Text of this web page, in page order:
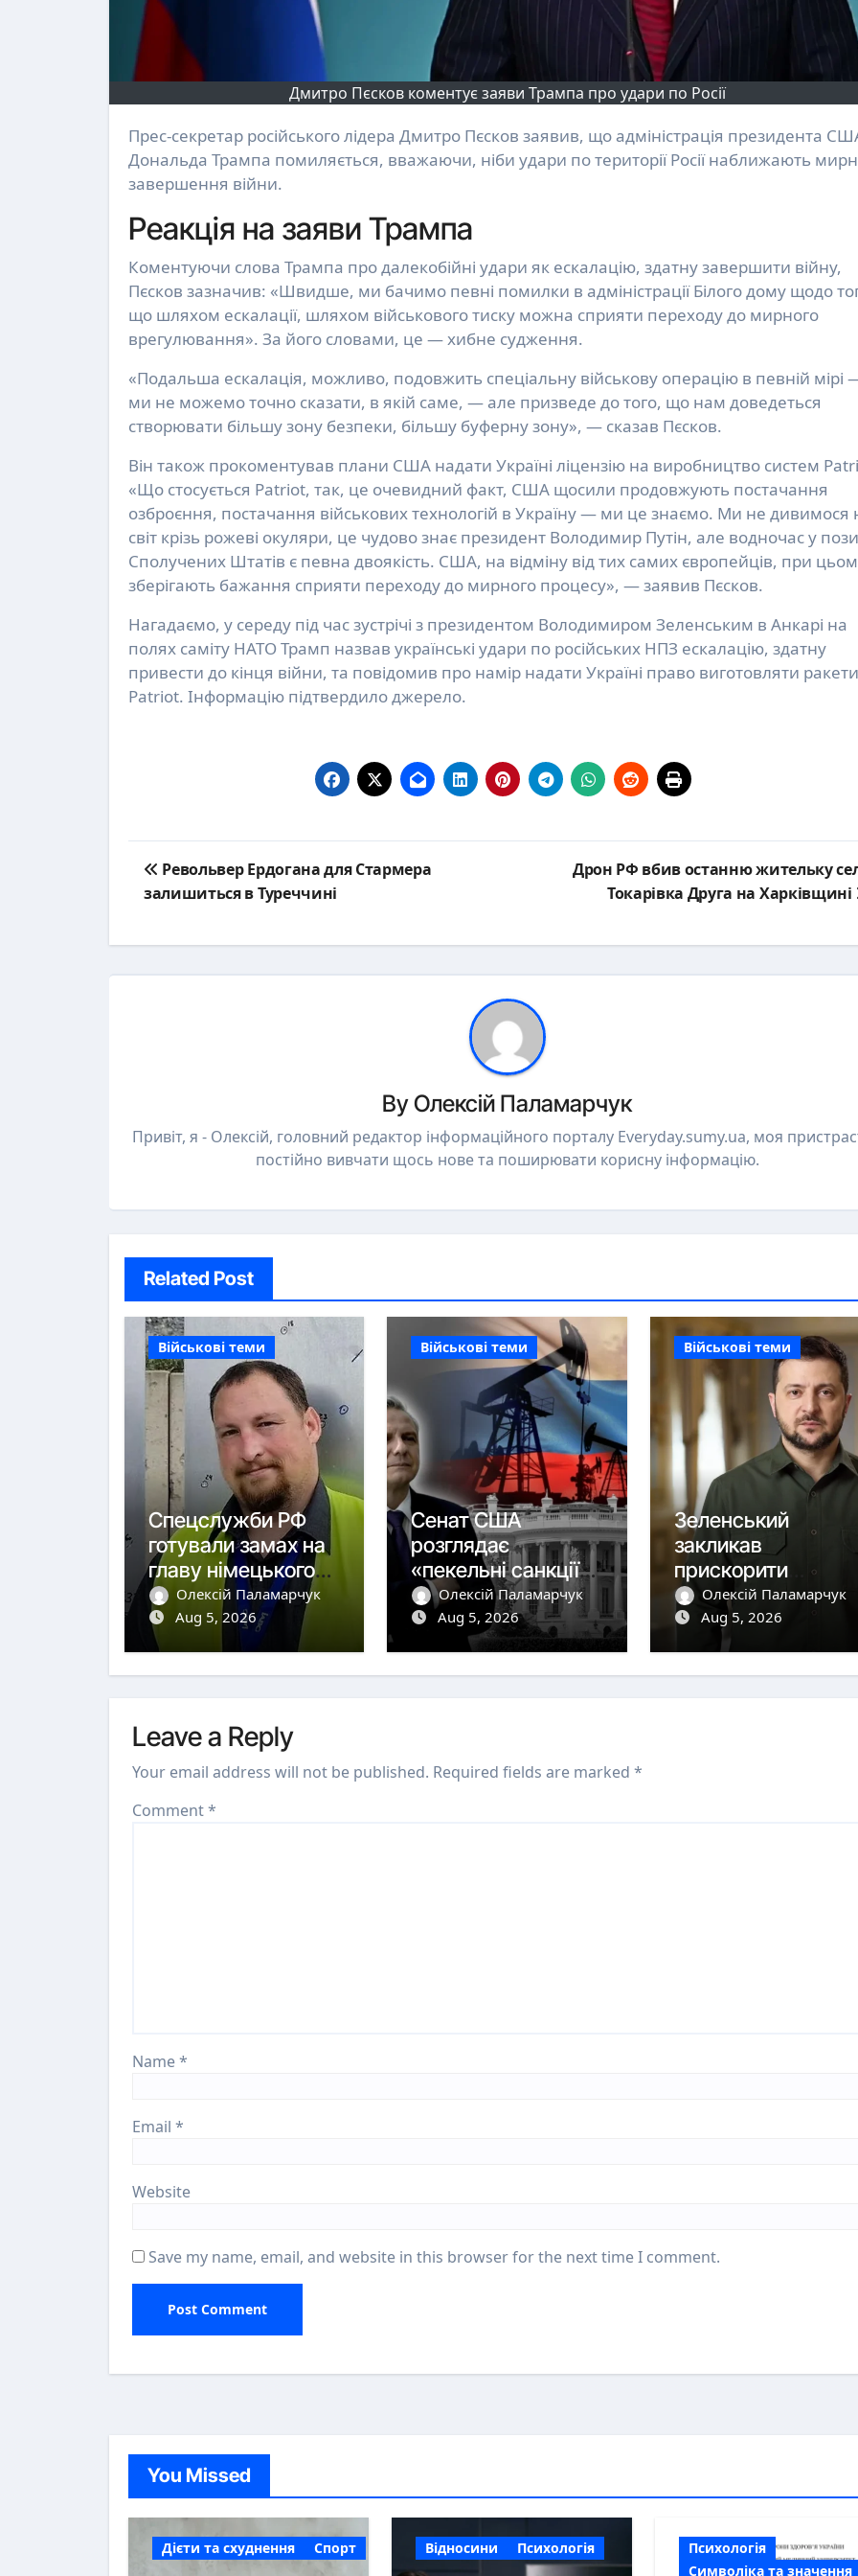
Дмитро Пєсков коментує заяви Трампа про удари по Росії
Прес-секретар російського лідера Дмитро Пєсков заявив, що адміністрація президента США
Дональда Трампа помиляється, вважаючи, ніби удари по території Росії наближають
завершення війни.
Реакція на заяви Трампа
Коментуючи слова Трампа про далекобійні удари як ескалацію, здатну завершити війну,
Пєсков зазначив: «Швидше, ми бачимо певні помилки в адміністрації Білого дому щодо
що шляхом ескалації, шляхом військового тиску можна сприяти переходу до мирного
врегулювання». За його словами, це — хибне судження.
«Подальша ескалація, можливо, подовжить спеціальну військову операцію в певній мірі
ми не можемо точно сказати, в якій саме, — але призведе до того, що нам доведеться
створювати більшу зону безпеки, більшу буферну зону», — сказав Пєсков.
Він також прокоментував плани США надати Україні ліцензію на виробництво систем
«Що стосується Patriot, так, це очевидний факт, США щосили продовжують постачання
озброєння, постачання військових технологій в Україну — ми це знаємо. Ми не дивимося
світ крізь рожеві окуляри, це чудово знає президент Володимир Путін, але водночас у
Сполучених Штатів є певна двоякість. США, на відміну від тих самих європейців, при
зберігають бажання сприяти переходу до мирного процесу», — заявив Пєсков.
Нагадаємо, у середу під час зустрічі з президентом Володимиром Зеленським в Анкарі на
полях саміту НАТО Трамп назвав українські удари по російських НПЗ ескалацію, здатну
привести до кінця війни, та повідомив про намір надати Україні право виготовляти ракети
Patriot. Інформацію підтвердило джерело.
Post
navigation
Револьвер Ердогана для Стармера
залишиться в Туреччині
Дрон РФ вбив останню жительку
Токарівка Друга на Харківщині
ByОлексій Паламарчук
Привіт, я - Олексій, головний редактор інформаційного порталу Everyday.sumy.ua, моя
постійно вивчати щось нове та поширювати корисну інформацію.
Related Post
Військові теми
Спецслужби РФ
готували замах на
главу німецького
виробника дронів
Олексій Паламарчук
Aug 5, 2026
Військові теми
Сенат США
розглядає
«пекельні санкції»
проти Росії
Олексій Паламарчук
Aug 5, 2026
Військові теми
Зеленський
закликав
прискорити
постачання
перехоплювачів
після удару РФ
Олексій Паламарчук
Aug 5, 2026
Leave a Reply
Your email address will not be published. Required fields are marked *
Comment*
Name*
Email *
Website
Save my name, email, and website in this browser for the next time I comment.
You Missed
Дієти та схуднення Спорт Відносини Психологія
Психологія
Символіка та значення